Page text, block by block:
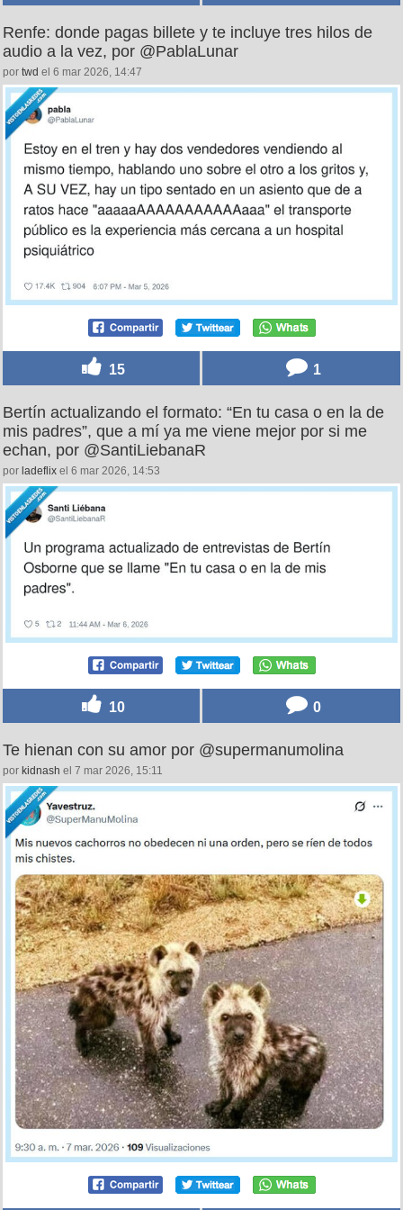
Renfe: donde pagas billete y te incluye tres hilos de
audio a la vez, por @PablaLunar
por twd el 6 mar 2026, 14:47
15 1
Bertín actualizando el formato: “En tu casa o en la de
mis padres”, que a mí ya me viene mejor por si me
echan, por @SantiLiebanaR
por ladeflix el 6 mar 2026, 14:53
10 0
Te hienan con su amor por @supermanumolina
por kidnash el 7 mar 2026, 15:11